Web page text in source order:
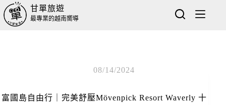
甘單旅遊
最專業的越南嚮導
08/14/2024
富國島自由行｜完美舒壓Mövenpick Resort Waverly 十